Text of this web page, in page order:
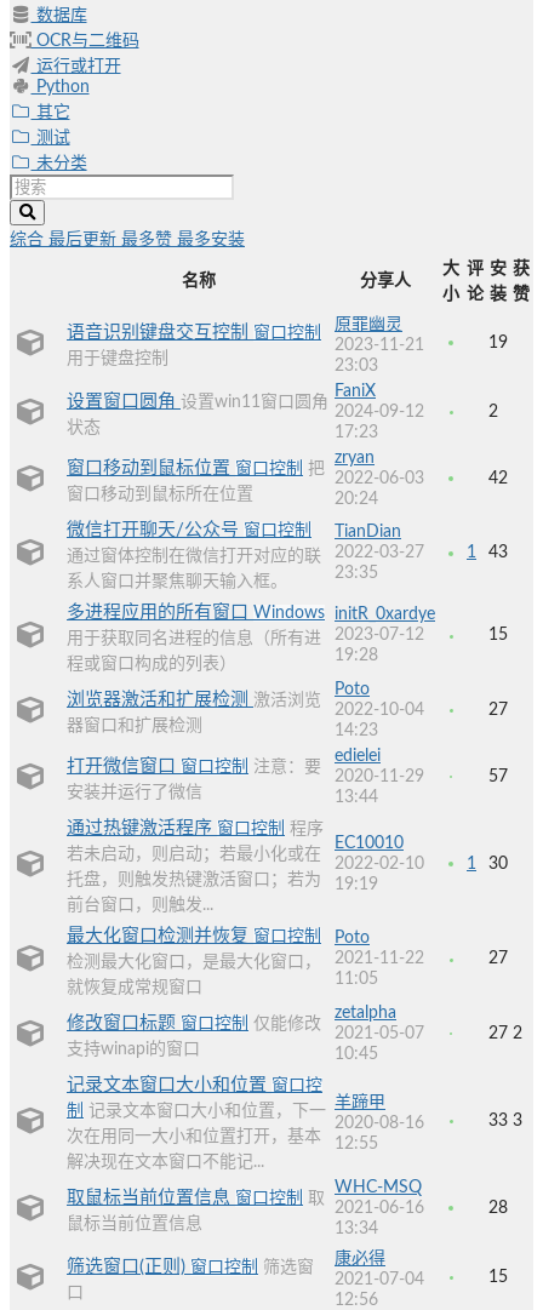
数据库
OCR与二维码
运行或打开
Python
其它
测试
未分类
综合 最后更新 最多赞 最多安装
名称 分享人
大
小
评
论
安
装
获
赞
语音识别键盘交互控制 窗口控制
用于键盘控制
原罪幽灵
2023-11-21
23:03
19
设置窗口圆角 设置win11窗口圆角
状态
FaniX
2024-09-12
17:23
2
窗口移动到鼠标位置 窗口控制 把
窗口移动到鼠标所在位置
zryan
2022-06-03
20:24
42
微信打开聊天/公众号 窗口控制
通过窗体控制在微信打开对应的联
系人窗口并聚焦聊天输入框。
TianDian
2022-03-27
23:35
1 43
多进程应用的所有窗口 Windows
用于获取同名进程的信息（所有进
程或窗口构成的列表）
initR_0xardye
2023-07-12
19:28
15
浏览器激活和扩展检测 激活浏览
器窗口和扩展检测
Poto
2022-10-04
14:23
27
打开微信窗口 窗口控制 注意：要
安装并运行了微信
edielei
2020-11-29
13:44
57
通过热键激活程序 窗口控制 程序
若未启动，则启动；若最小化或在
托盘，则触发热键激活窗口；若为
前台窗口，则触发...
EC10010
2022-02-10
19:19
1 30
最大化窗口检测并恢复 窗口控制
检测最大化窗口，是最大化窗口，
就恢复成常规窗口
Poto
2021-11-22
11:05
27
修改窗口标题 窗口控制 仅能修改
支持winapi的窗口
zetalpha
2021-05-07
10:45
27 2
记录文本窗口大小和位置 窗口控
制 记录文本窗口大小和位置，下一
次在用同一大小和位置打开，基本
解决现在文本窗口不能记...
羊蹄甲
2020-08-16
12:55
33 3
取鼠标当前位置信息 窗口控制 取
鼠标当前位置信息
WHC-MSQ
2021-06-16
13:34
28
筛选窗口(正则) 窗口控制 筛选窗
口
康必得
2021-07-04
12:56
15